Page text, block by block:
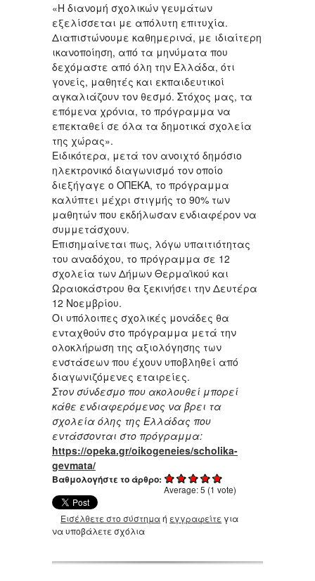
«Η διανομή σχολικών γευμάτων
εξελίσσεται με απόλυτη επιτυχία.
Διαπιστώνουμε καθημερινά, με ιδιαίτερη
ικανοποίηση, από τα μηνύματα που
δεχόμαστε από όλη την Ελλάδα, ότι
γονείς, μαθητές και εκπαιδευτικοί
αγκαλιάζουν τον θεσμό. Στόχος μας, τα
επόμενα χρόνια, το πρόγραμμα να
επεκταθεί σε όλα τα δημοτικά σχολεία
της χώρας».
Ειδικότερα, μετά τον ανοιχτό δημόσιο
ηλεκτρονικό διαγωνισμό τον οποίο
διεξήγαγε ο ΟΠΕΚΑ, το πρόγραμμα
καλύπτει μέχρι στιγμής το 90% των
μαθητών που εκδήλωσαν ενδιαφέρον να
συμμετάσχουν.
Επισημαίνεται πως, λόγω υπαιτιότητας
του αναδόχου, το πρόγραμμα σε 12
σχολεία των Δήμων Θερμαϊκού και
Ωραιοκάστρου θα ξεκινήσει την Δευτέρα
12 Νοεμβρίου.
Οι υπόλοιπες σχολικές μονάδες θα
ενταχθούν στο πρόγραμμα μετά την
ολοκλήρωση της αξιολόγησης των
ενστάσεων που έχουν υποβληθεί από
διαγωνιζόμενες εταιρείες.
Στον σύνδεσμο που ακολουθεί μπορεί
κάθε ενδιαφερόμενος να βρει τα
σχολεία όλης της Ελλάδας που
εντάσσονται στο πρόγραμμα:
https://opeka.gr/oikogeneies/scholika-
gevmata/
Βαθμολογήστε το άρθρο:
Average:5 (1 vote)
Εισέλθετε στο σύστημαή εγγραφείτε για
να υποβάλετε σχόλια